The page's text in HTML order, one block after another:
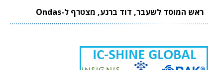
ראש המוסד לשעבר, דוד ברנע, מצטרף ל-Ondas